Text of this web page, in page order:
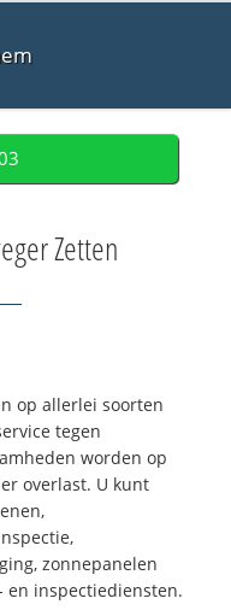
Zetten
op allerlei soorten
tegen
worden op
overlast. U kunt
zonnepanelen
en inspectiediensten.